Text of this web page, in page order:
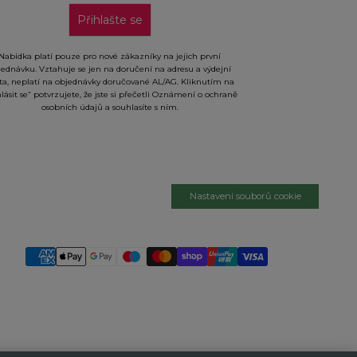
Přihlašte se
Nabídka platí pouze pro nové zákazníky na jejich první
Vztahuje se jen na doručení na adresu a výdejní
neplatí na objednávky doručované AL/AG. Kliknutím na
se“ potvrzujete, že jste si přečetli Oznámení o ochraně
osobních údajů a souhlasíte s ním.
Nastavení souborů cookie